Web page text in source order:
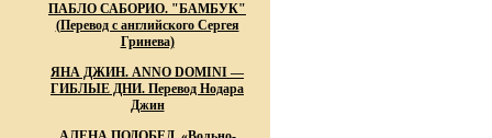
ПАБЛО САБОРИО. "БАМБУК"
(Перевод с английского Сергея
Гринева)
ЯНА ДЖИН. ANNO DOMINI —
ГИБЛЫЕ ДНИ. Перевод Нодара
Джин